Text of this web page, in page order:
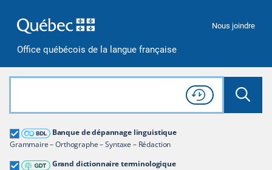
Office québécois de la langue française
Nous joindre
Rechercher dans tout le site
Lancer
Consulter l'
Historique
de recherche
Banque de dépannage linguistique
Grammaire – Orthographe – Syntaxe – Rédaction
Grand dictionnaire terminologique
Grand dictionnaire terminologique
Restreindre aux termes